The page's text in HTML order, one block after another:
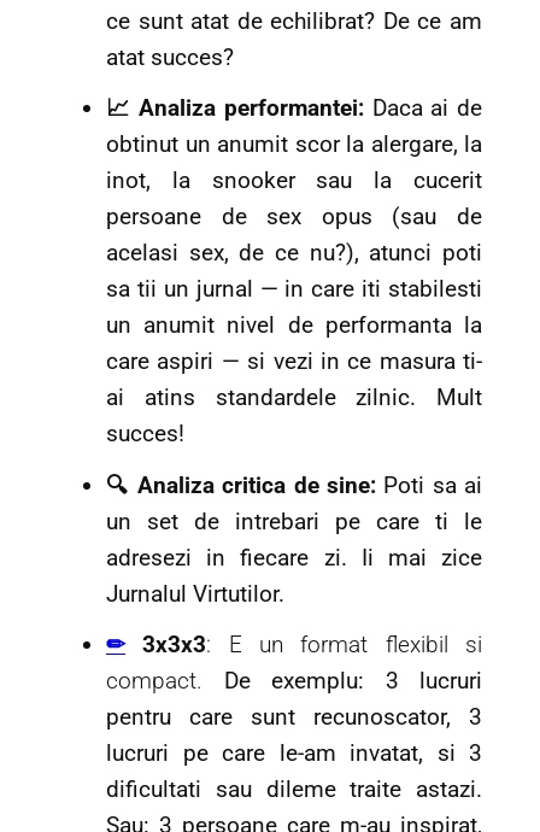
ce sunt atat de echilibrat? De ce am
atat succes?
📈 Analiza performantei: Daca ai de
obtinut un anumit scor la alergare, la
inot, la snooker sau la cucerit
persoane de sex opus (sau de
acelasi sex, de ce nu?), atunci poti
sa tii un jurnal — in care iti stabilesti
un anumit nivel de performanta la
care aspiri — si vezi in ce masura ti-
ai atins standardele zilnic. Mult
succes!
🔍 Analiza critica de sine:Poti sa ai
un set de intrebari pe care ti le
adresezi in fiecare zi. Ii mai zice
Jurnalul Virtutilor.
✏3x3x3: E un format flexibil si
compact. De exemplu: 3 lucruri
pentru care sunt recunoscator, 3
lucruri pe care le-am invatat, si 3
dificultati sau dileme traite astazi.
Sau: 3 persoane care m-au inspirat,